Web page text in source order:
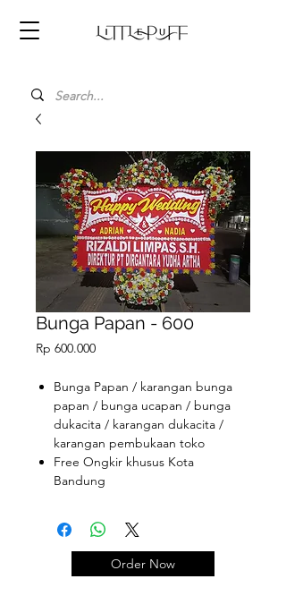
Bunga Papan - 600
Rp 600.000Price
Bunga Papan / karangan bunga
papan / bunga ucapan / bunga
dukacita / karangan dukacita /
karangan pembukaan toko
Free Ongkir khusus Kota
Bandung
Warna papan kami yg aturin yaa
Order Now